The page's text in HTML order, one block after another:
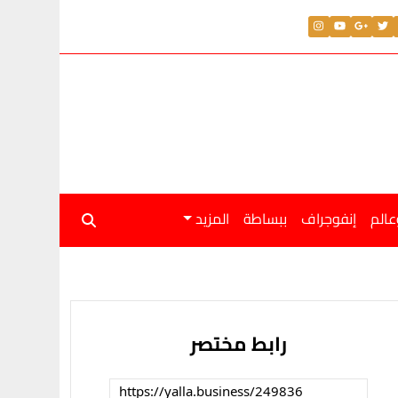
إنفوجراف ببساطة المزيد
رابط مختصر